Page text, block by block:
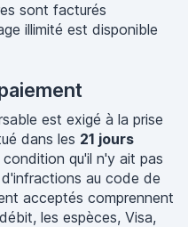
sont facturés
illimité est disponible
est exigé à la prise
dans les 21 jours
qu'il n'y ait pas
au code de
acceptés comprennent
les espèces, Visa,